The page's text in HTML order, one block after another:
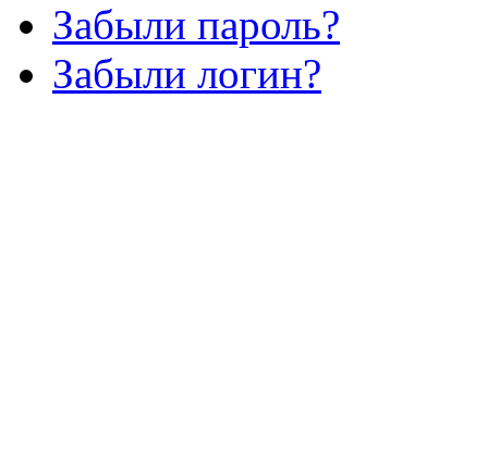
Забыли пароль?
Забыли логин?